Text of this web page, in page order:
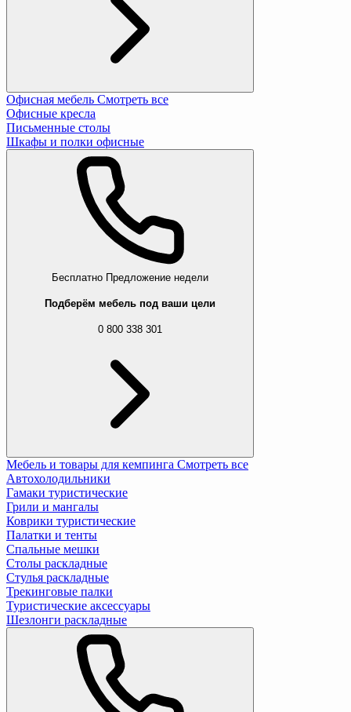
Офисная мебель Смотреть все
Офисные кресла
Письменные столы
Шкафы и полки офисные
Бесплатно Предложение недели
Подберём мебель под ваши цели
0 800 338 301
Мебель и товары для кемпинга Смотреть все
Автохолодильники
Гамаки туристические
Грили и мангалы
Коврики туристические
Палатки и тенты
Спальные мешки
Столы раскладные
Стулья раскладные
Трекинговые палки
Туристические аксессуары
Шезлонги раскладные